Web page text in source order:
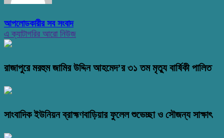
আপলোডকারীর সব সংবাদ
এ ক্যাটাগরির আরো নিউজ
রাজাপুরে মরহুম জামির উদ্দিন আহমেদ’র ৩১ তম মৃত্যু বার্ষিকী পালিত
সাংবাদিক ইউনিয়ন ব্রাহ্মণবাড়িয়ার ফুলেল শুভেচ্ছা ও সৌজন্য সাক্ষাৎ